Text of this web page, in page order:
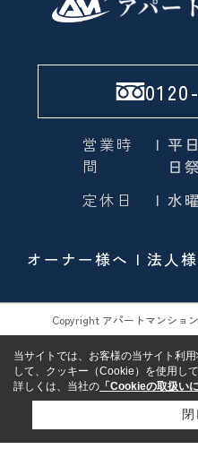
営業時
間
| 平
日
定休日
| 水
オーナー様へ 法人
Copyright アパートマンショ
当サイトでは、お客様の当サイト利
して、クッキー（Cookie）を使用して
詳しくは、当社の 「Cookieの取扱い
閉